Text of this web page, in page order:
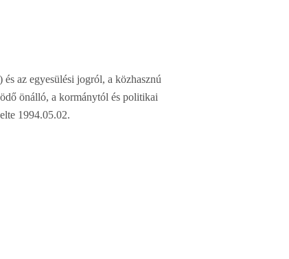
az egyesülési jogról, a közhasznú
önálló, a kormánytól és politikai
1994.05.02.